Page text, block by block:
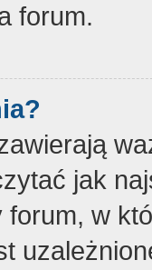
forum.
jak
w